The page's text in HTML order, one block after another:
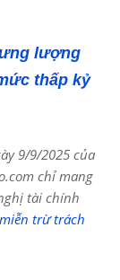
lượng
thấp kỷ
9/9/2025 của
chỉ mang
tài chính
trừ trách